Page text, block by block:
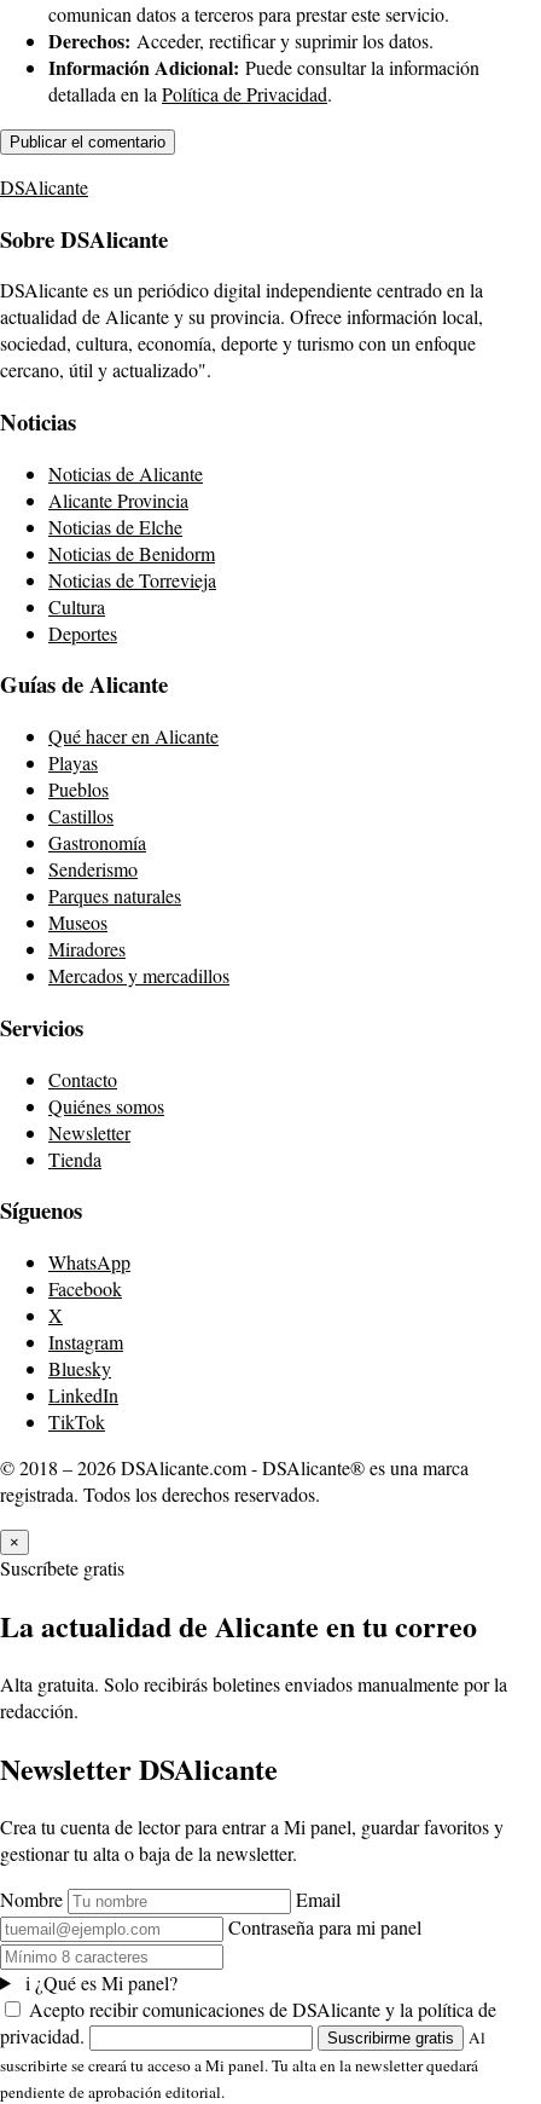
comunican datos a terceros para prestar este servicio.
Derechos: Acceder, rectificar y suprimir los datos.
Información Adicional: Puede consultar la información
detallada en la Política de Privacidad.
DSAlicante
Sobre DSAlicante
DSAlicante es un periódico digital independiente centrado en la
actualidad de Alicante y su provincia. Ofrece información local,
sociedad, cultura, economía, deporte y turismo con un enfoque
cercano, útil y actualizado".
Noticias
Noticias de Alicante
Alicante Provincia
Noticias de Elche
Noticias de Benidorm
Noticias de Torrevieja
Cultura
Deportes
Guías de Alicante
Qué hacer en Alicante
Playas
Pueblos
Castillos
Gastronomía
Senderismo
Parques naturales
Museos
Miradores
Mercados y mercadillos
Servicios
Contacto
Quiénes somos
Newsletter
Tienda
Síguenos
WhatsApp
Facebook
X
Instagram
Bluesky
LinkedIn
TikTok
© 2018 – 2026 DSAlicante.com - DSAlicante® es una marca
registrada. Todos los derechos reservados.
×
Suscríbete gratis
La actualidad de Alicante en tu correo
Alta gratuita. Solo recibirás boletines enviados manualmente por la
redacción.
Newsletter DSAlicante
Crea tu cuenta de lector para entrar a Mi panel, guardar favoritos y
gestionar tu alta o baja de la newsletter.
Nombre
Email
Contraseña para mi panel
i ¿Qué es Mi panel?
Acepto recibir comunicaciones de DSAlicante y la política de
privacidad.
Suscribirme gratis
Al
suscribirte se creará tu acceso a Mi panel. Tu alta en la newsletter quedará
pendiente de aprobación editorial.